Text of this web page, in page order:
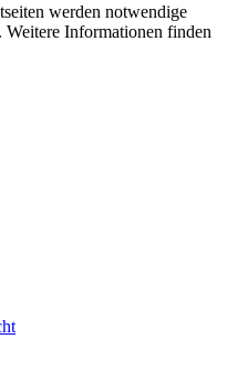
werden notwendige
Informationen finden